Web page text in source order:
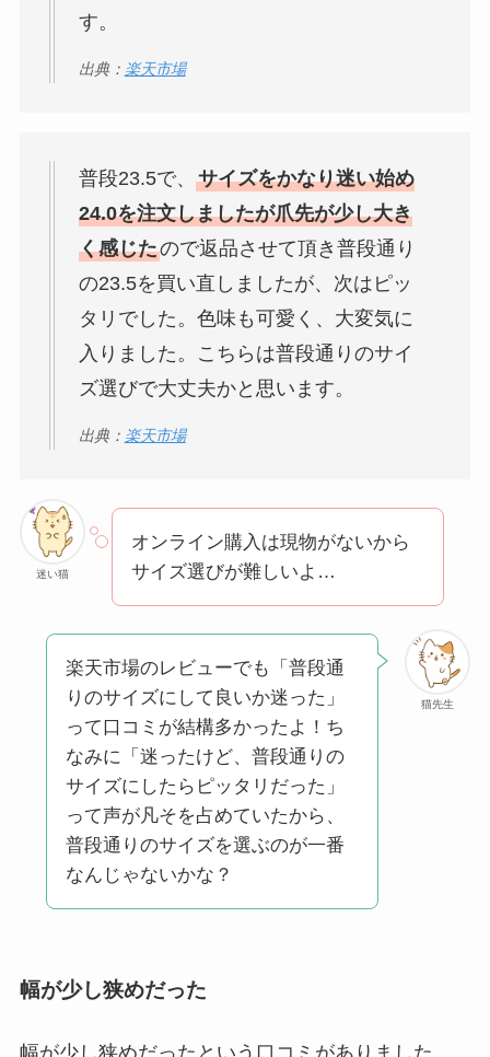
す。
出典： 楽天市場
普段23.5で、 サイズをかなり迷い始め
24.0を注文しましたが爪先が少し大き
く感じたので返品させて頂き普段通り
の23.5を買い直しましたが、次はピッ
タリでした。色味も可愛く、大変気に
入りました。こちらは普段通りのサイ
ズ選びで大丈夫かと思います。
出典： 楽天市場
迷い猫
オンライン購入は現物がないから
サイズ選びが難しいよ…
猫先生
楽天市場のレビューでも「普段通
りのサイズにして良いか迷った」
って口コミが結構多かったよ！ち
なみに「迷ったけど、普段通りの
サイズにしたらピッタリだった」
って声が凡そを占めていたから、
普段通りのサイズを選ぶのが一番
なんじゃないかな？
幅が少し狭めだった